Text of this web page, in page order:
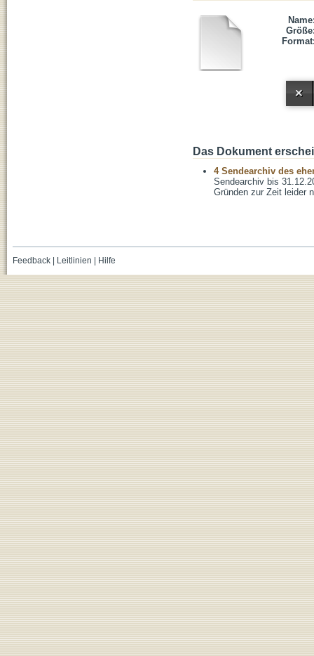
Das Dokument
4 Sendearchiv des
Sendearchiv bis
Gründen zur Zeit leider
Feedback| Leitlinien Hilfe